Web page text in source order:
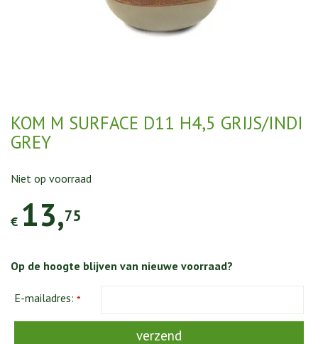
KOM M SURFACE D11 H4,5 GRIJS/INDI
GREY
€ 13,75
Niet op voorraad
Op de hoogte blijven van nieuwe voorraad?
E-mailadres: *